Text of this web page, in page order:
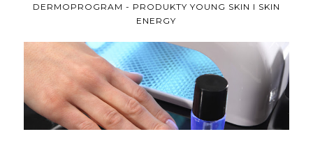
DERMOPROGRAM - PRODUKTY YOUNG SKIN I SKIN
ENERGY